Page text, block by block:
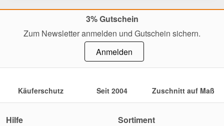
3% Gutschein
Zum Newsletter anmelden und Gutschein sichern.
Anmelden
Käuferschutz Seit 2004 Zuschnitt auf Maß
Hilfe
Sortiment